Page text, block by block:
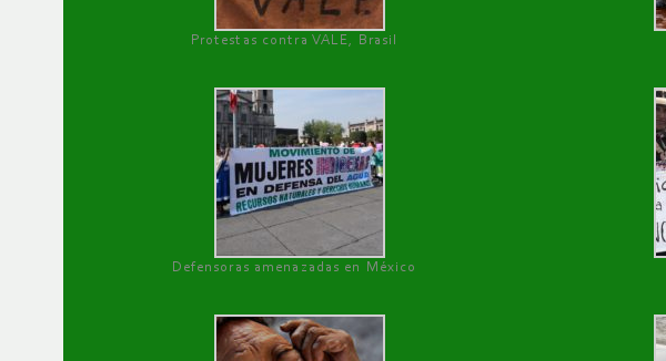
Protestas contra VALE, Brasil
Defensoras amenazadas en México